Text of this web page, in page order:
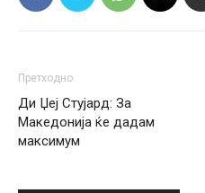
Претходно
Ди Џеј Стујард: За
Македонија ќе дадам
максимум